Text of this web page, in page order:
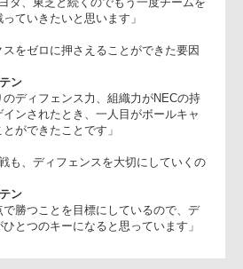
ンスを前面に押し出すことで、サニック
に押さえることを目標に掲げていたの
できたことは今日の収穫です。アタック
、フォワードを起点としたトライも取れ
る程度意図したことができたと思う。残
ヨタ、東芝と続くのでもう一度チーム
戦っていきたいと思います」
テン
りのディフェンス力、組織力がNECの持
ゲインされたとき、一人目がボールキャ